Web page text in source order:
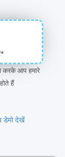
करके आप हमारे
हैं
डेमो देखें